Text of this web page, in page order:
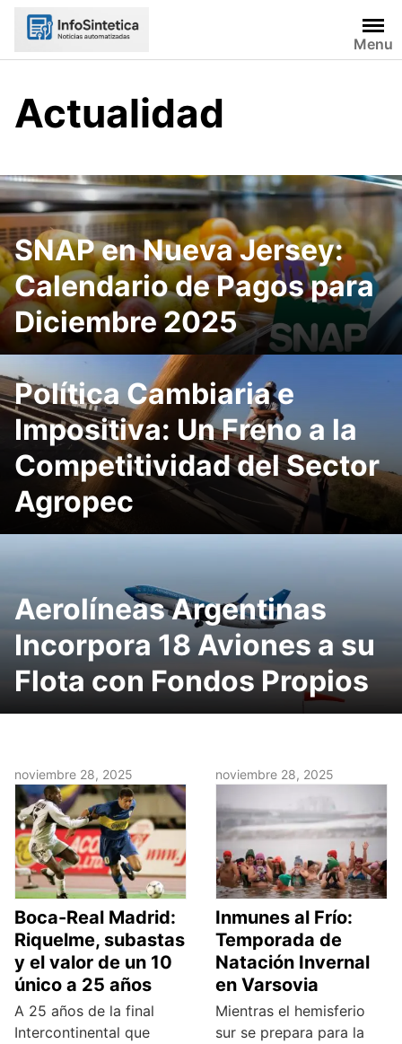
Skip
Menu
Actualidad
SNAP en Nueva Jersey:
Calendario de Pagos para
Diciembre 2025
Política Cambiaria e
Impositiva: Un Freno a la
Competitividad del Sector
Agropec
Aerolíneas Argentinas
Incorpora 18 Aviones a su
Flota con Fondos Propios
noviembre 28, 2025
Boca-Real Madrid:
Riquelme, subastas
y el valor de un 10
único a 25 años
A 25 años de la final
Intercontinental que
noviembre 28, 2025
Inmunes al Frío:
Temporada de
Natación Invernal
en Varsovia
Mientras el hemisferio
sur se prepara para la